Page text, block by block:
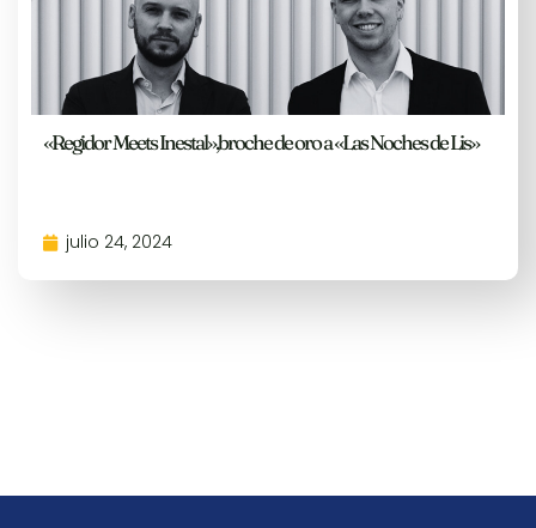
«Regidor Meets Inestal»,broche de oro a «Las Noches de Lis»
julio 24, 2024